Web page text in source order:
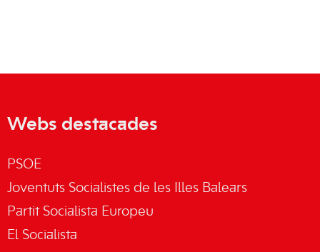
Webs destacades
PSOE
Joventuts Socialistes de les Illes Balears
Partit Socialista Europeu
El Socialista